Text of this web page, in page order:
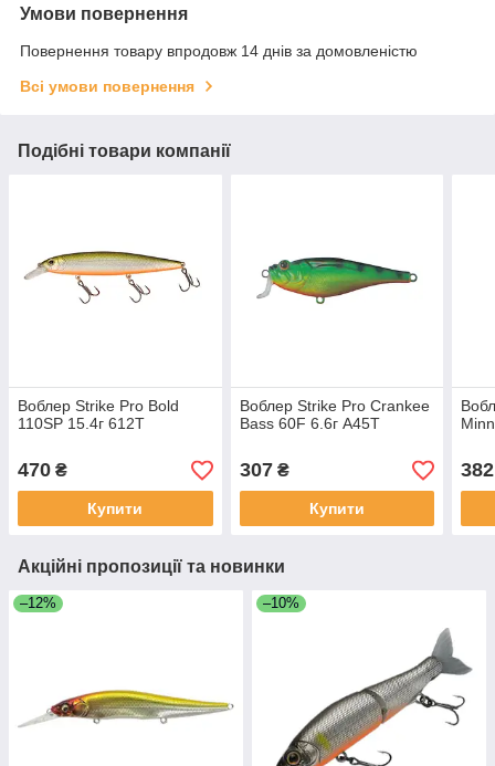
Умови повернення
Повернення товару впродовж 14 днів за домовленістю
Всі умови повернення
Подібні товари компанії
Воблер Strike Pro Bold
110SP 15.4г 612T
470 ₴
Купити
Воблер Strike Pro Crankee
Bass 60F 6.6г A45T
307₴
Купити
382
Акційні пропозиції та новинки
–12% –10%